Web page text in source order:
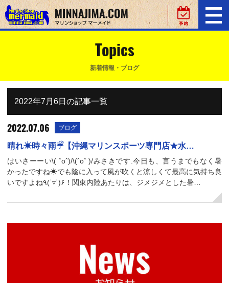
Topics
新着情報・ブログ
2022年7月6日の記事一覧
2022.07.06 ブログ
晴れ☀︎時々雨☔︎【沖縄マリンスポーツ専門店★水…
はいさーーい\( ˆoˆ)/\(ˆoˆ )/みさきです.今日も、言うまでもなく暑
かったですね☀︎でも陰に入って風が吹くと涼しくて最高に気持ち良
いですよね٩(˙▿˙)۶！関東内陸あたりは、ジメジメとした暑…